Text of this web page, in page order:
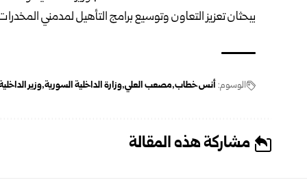
الوسوم: أنس خطاب مصعب العلي وزارة الداخلية السورية وزير
مشاركة هذه المقالة